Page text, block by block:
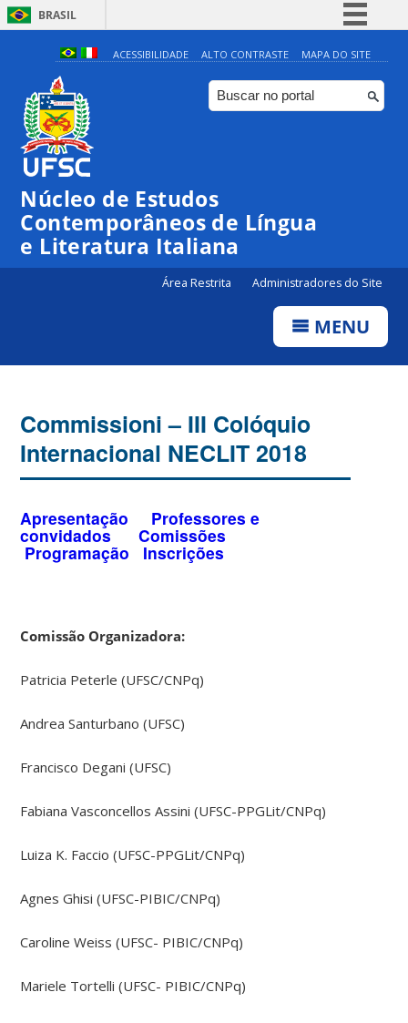
BRASIL
Simplifique!
Comunica BR
Participe
ACESSIBILIDADE ALTO CONTRASTE MAPA DO SITE
Núcleo de Estudos
Contemporâneos de Língua
e Literatura Italiana
Área Restrita Administradores do Site
MENU
Commissioni – III Colóquio
Internacional NECLIT 2018
Apresentação Professores e
convidados Comissões
Programação Inscrições
Comissão Organizadora:
Patricia Peterle (UFSC/CNPq)
Andrea Santurbano (UFSC)
Francisco Degani (UFSC)
Fabiana Vasconcellos Assini (UFSC-PPGLit/CNPq)
Luiza K. Faccio (UFSC-PPGLit/CNPq)
Agnes Ghisi (UFSC-PIBIC/CNPq)
Caroline Weiss (UFSC- PIBIC/CNPq)
Mariele Tortelli (UFSC- PIBIC/CNPq)